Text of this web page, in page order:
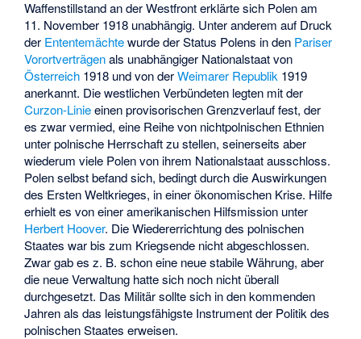
Waffenstillstand an der Westfront erklärte sich Polen am
11. November 1918 unabhängig. Unter anderem auf Druck
der Ententemächtewurde der Status Polens in den Pariser
Vorortverträgenals unabhängiger Nationalstaat von
Österreich 1918 und von derWeimarer Republik 1919
anerkannt. Die westlichen Verbündeten legten mit der
Curzon-Linieeinen provisorischen Grenzverlauf fest, der
es zwar vermied, eine Reihe von nichtpolnischen Ethnien
unter polnische Herrschaft zu stellen, seinerseits aber
wiederum viele Polen von ihrem Nationalstaat ausschloss.
Polen selbst befand sich, bedingt durch die Auswirkungen
des Ersten Weltkrieges, in einer ökonomischen Krise. Hilfe
erhielt es von einer amerikanischen Hilfsmission unter
Herbert Hoover. Die Wiedererrichtung des polnischen
Staates war bis zum Kriegsende nicht abgeschlossen.
Zwar gab es z. B. schon eine neue stabile Währung, aber
die neue Verwaltung hatte sich noch nicht überall
durchgesetzt. Das Militär sollte sich in den kommenden
Jahren als das leistungsfähigste Instrument der Politik des
polnischen Staates erweisen.